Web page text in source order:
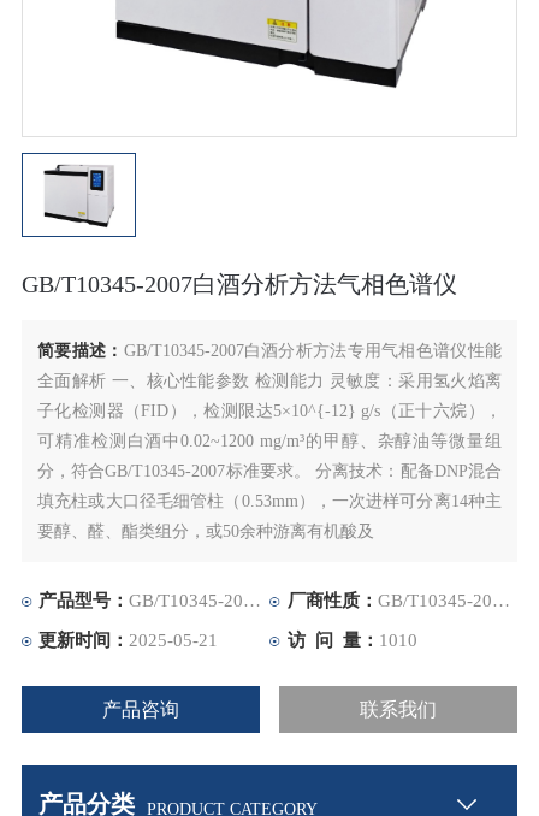
GB/T10345-2007白酒分析方法气相色谱仪
简要描述： ​​GB/T10345-2007白酒分析方法专用气相色谱仪性能
全面解析​​ ​​一、核心性能参数​​ ​​检测能力​​ ​​灵敏度​​：采用氢火焰离
子化检测器（FID），检测限达5×10^{-12} g/s（正十六烷），
可精准检测白酒中0.02~1200 mg/m³的甲醇、杂醇油等微量组
分，符合GB/T10345-2007标准要求。 ​​分离技术​​：配备DNP混合
填充柱或大口径毛细管柱（0.53mm），一次进样可分离14种主
要醇、醛、酯类组分，或50余种游离有机酸及
产品型号：GB/T10345-2007白酒分析方法气相色谱仪 厂商性质： GB/T10345-2007白酒分析方法气相色谱仪
更新时间：2025-05-21 访 问 量： 1010
产品咨询 联系我们
产品分类 PRODUCT CATEGORY